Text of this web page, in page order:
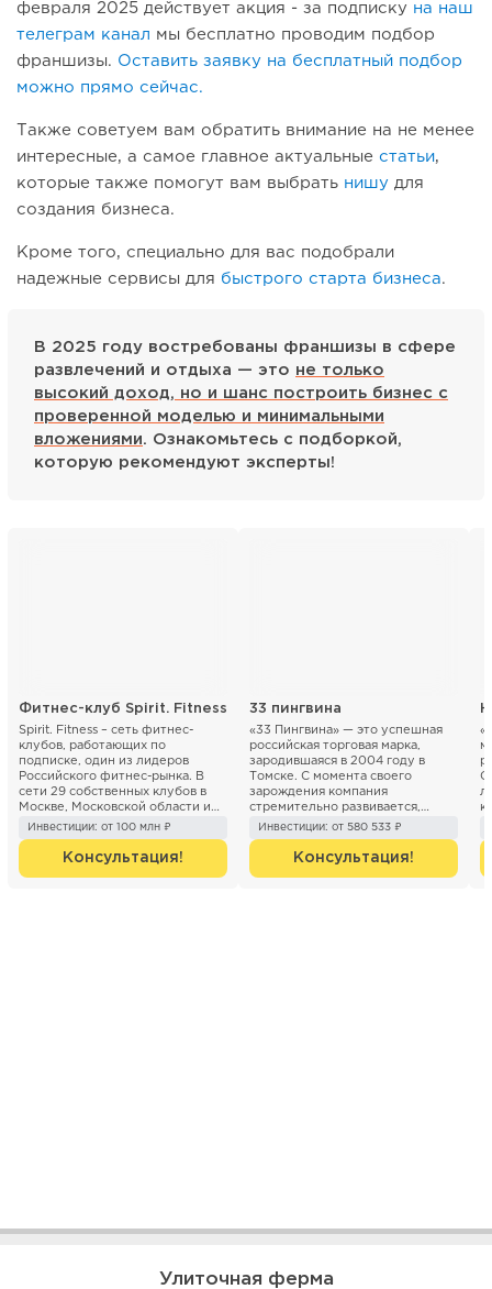
февраля 2025 действует акция - за подписку на наш
телеграм канал мы бесплатно проводим подбор
франшизы. Оставить заявку на бесплатный подбор
можно прямо сейчас.
Также советуем вам обратить внимание на не менее
интересные, а самое главное актуальные статьи,
которые также помогут вам выбрать нишу для
создания бизнеса.
Кроме того, специально для вас подобрали
надежные сервисы для быстрого старта бизнеса.
В 2025 году востребованы франшизы в сфере
развлечений и отдыха — это не только
высокий доход, но и шанс построить бизнес с
проверенной моделью и минимальными
вложениями. Ознакомьтесь с подборкой,
которую рекомендуют эксперты!
Фитнес-клуб Spirit. Fitness
Spirit. Fitness – сеть фитнес-
клубов, работающих по
подписке, один из лидеров
Российского фитнес-рынка. В
сети 29 собственных клубов в
Москве, Московской области и
Санкт- Петербурге. Компани...
Инвестиции: от 100 млн ₽
Консультация!
33 пингвина
«33 Пингвина» — это успешная
российская торговая марка,
зародившаяся в 2004 году в
Томске. С момента своего
зарождения компания
стремительно развивается,
расширяя сеть кафе и точек п...
Инвестиции: от 580 533 ₽
Консультация!
Улиточная ферма